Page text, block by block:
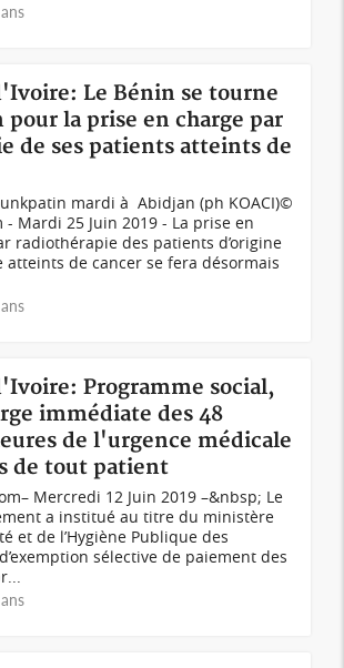
Le Bénin se tourne
pour la prise en charge par
de ses patients atteints de
mardi à Abidjan (ph KOACI)©
- Mardi 25 Juin 2019 - La prise en
radiothérapie des patients d’origine
atteints de cancer se fera désormais
Programme social,
immédiate des 48
de l'urgence médicale
de tout patient
Mercredi 12 Juin 2019 –&nbsp; Le
a institué au titre du ministère
et de l’Hygiène Publique des
sélective de paiement des